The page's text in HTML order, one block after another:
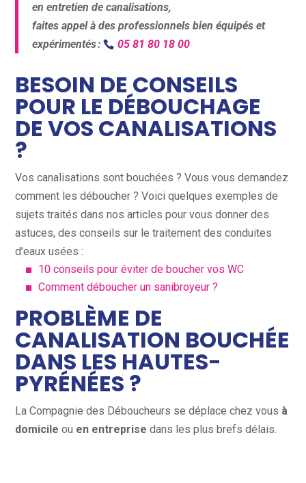
en entretien de canalisations,
faites appel à des professionnels bien équipés et
expérimentés :
05 81 80 18 00
BESOIN DE CONSEILS
POUR LE DÉBOUCHAGE
DE VOS CANALISATIONS
?
Vos canalisations sont bouchées ? Vous vous demandez
comment les déboucher ? Voici quelques exemples de
sujets traités dans nos articles pour vous donner des
astuces, des conseils sur le traitement des conduites
d’eaux usées :
10 conseils pour éviter de boucher vos WC
Comment déboucher un sanibroyeur ?
PROBLÈME DE
CANALISATION BOUCHÉE
DANS LES HAUTES-
PYRÉNÉES ?
La Compagnie des Déboucheurs se déplace chez vous à
domicile ou en entreprise dans les plus brefs délais.